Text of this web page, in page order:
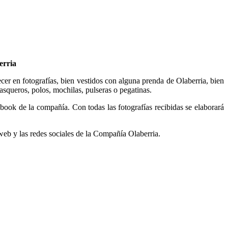
en fotografías, bien vestidos con alguna prenda de Olaberria, bien
polos, mochilas, pulseras o pegatinas.
de la compañía. Con todas las fotografías recibidas se elaborará
y las redes sociales de la Compañía Olaberria.